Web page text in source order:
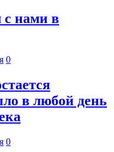
с нами в
0
в любой день
0